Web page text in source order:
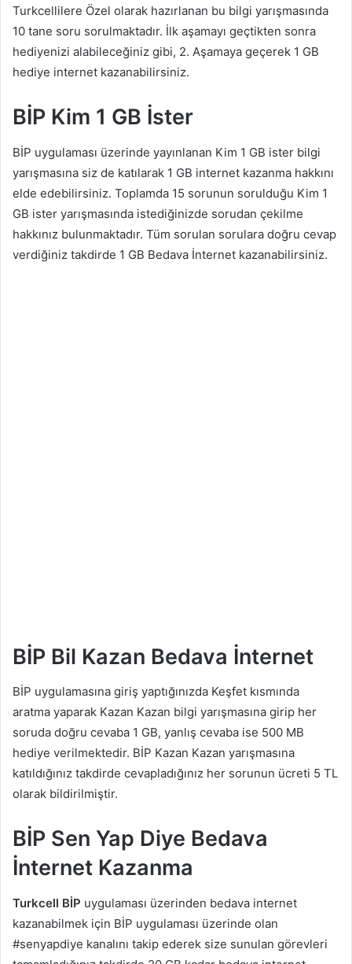
Turkcellilere Özel olarak hazırlanan bu bilgi yarışmasında
10 tane soru sorulmaktadır. İlk aşamayı geçtikten sonra
hediyenizi alabileceğiniz gibi, 2. Aşamaya geçerek 1 GB
hediye internet kazanabilirsiniz.
BİP Kim 1 GB İster
BİP uygulaması üzerinde yayınlanan Kim 1 GB ister bilgi
yarışmasına siz de katılarak 1 GB internet kazanma hakkını
elde edebilirsiniz. Toplamda 15 sorunun sorulduğu Kim 1
GB ister yarışmasında istediğinizde sorudan çekilme
hakkınız bulunmaktadır. Tüm sorulan sorulara doğru cevap
verdiğiniz takdirde 1 GB Bedava İnternet kazanabilirsiniz.
BİP Bil Kazan Bedava İnternet
BİP uygulamasına giriş yaptığınızda Keşfet kısmında
aratma yaparak Kazan Kazan bilgi yarışmasına girip her
soruda doğru cevaba 1 GB, yanlış cevaba ise 500 MB
hediye verilmektedir. BİP Kazan Kazan yarışmasına
katıldığınız takdirde cevapladığınız her sorunun ücreti 5 TL
olarak bildirilmiştir.
BİP Sen Yap Diye Bedava
İnternet Kazanma
Turkcell BİP uygulaması üzerinden bedava internet
kazanabilmek için BİP uygulaması üzerinde olan
#senyapdiye kanalını takip ederek size sunulan görevleri